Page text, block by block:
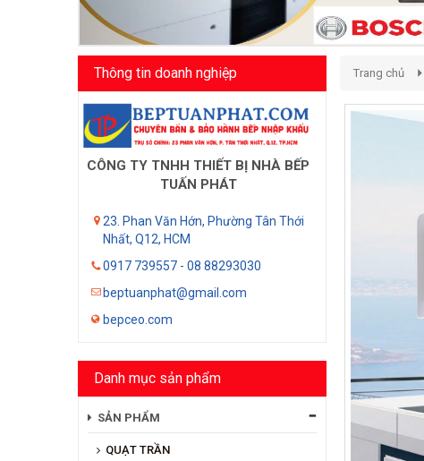
Thông tin doanh nghiệp
CÔNG TY TNHH THIẾT BỊ NHÀ BẾP
TUẤN PHÁT
23. Phan Văn Hớn, Phường Tân Thới
Nhất, Q12, HCM
0917 739557 - 08 88293030
beptuanphat@gmail.com
bepceo.com
Danh mục sản phẩm
SẢN PHẨM
QUẠT TRẦN
Trang chủ